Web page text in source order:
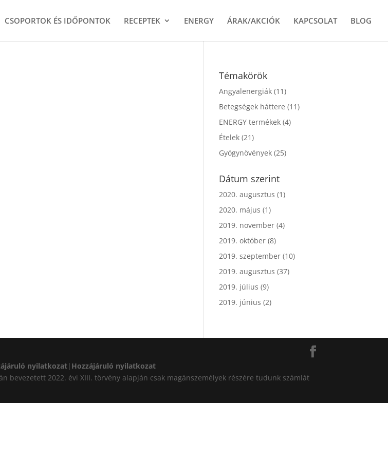
CSOPORTOK ÉS IDŐPONTOK RECEPTEK ENERGY ÁRAK/AKCIÓK KAPCSOLAT BLOG
Témakörök
Angyalenergiák (11)
Betegségek háttere (11)
ENERGY termékek (4)
Ételek (21)
Gyógynövények (25)
Dátum szerint
2020. augusztus (1)
2020. május (1)
2019. november (4)
2019. október (8)
2019. szeptember (10)
2019. augusztus (37)
2019. július (9)
2019. június (2)
nyilatkozat| Hozzájáruló nyilatkozat
bevezetett 2022. évi XIII. törvény alapján csak magánszemélyek részére tudunk számlát